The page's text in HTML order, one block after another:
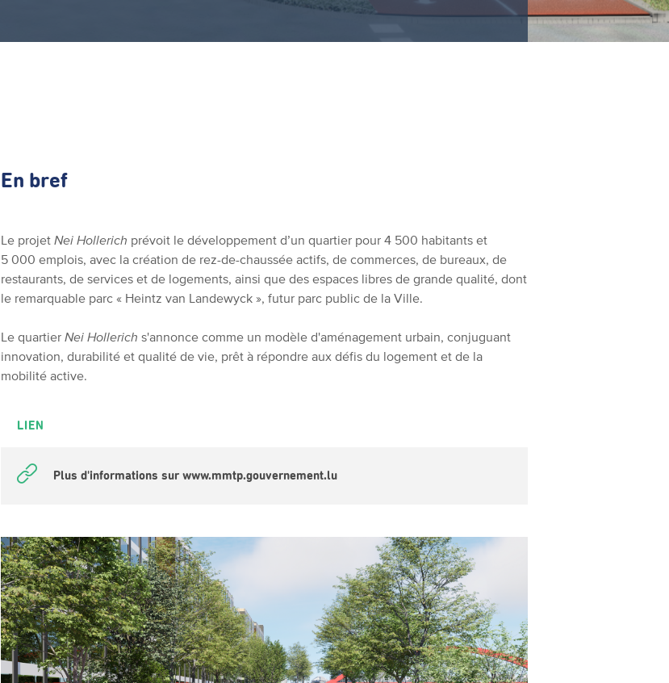
En bref
Le projetNei Hollerich prévoit le développement d’un quartier pour 4 500 habitants et
5 000 emplois, avec la création de rez-de-chaussée actifs, de commerces, de bureaux, de
restaurants, de services et de logements, ainsi que des espaces libres de grande qualité, dont
le remarquable parc « Heintz van Landewyck », futur parc public de la Ville.
Le quartierNei Hollerich s'annonce comme un modèle d'aménagement urbain, conjuguant
innovation, durabilité et qualité de vie, prêt à répondre aux défis du logement et de la
mobilité active.
LIEN
Plus d'informations sur www.mmtp.gouvernement.lu